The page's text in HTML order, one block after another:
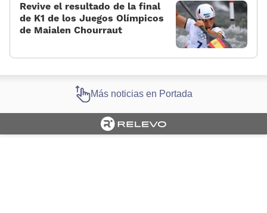
Revive el resultado de la final
de K1 de los Juegos Olímpicos
de Maialen Chourraut
Más noticias en Portada